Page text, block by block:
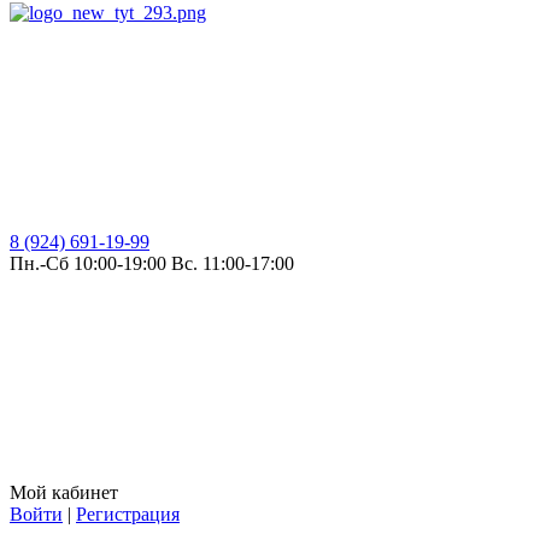
8 (924) 691-19-99
Пн.-Сб 10:00-19:00 Вс. 11:00-17:00
Мой кабинет
Войти | Регистрация